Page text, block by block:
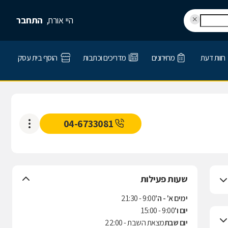
היי אורח, התחבר
חוות דעת מחירונים מדריכים וכתבות הוסף בית עסק
04-6733081
שעות פעילות
ימים א' - ה'9:00 - 21:30
יום ו'9:00 - 15:00
יום שבתמצאת השבת - 22:00